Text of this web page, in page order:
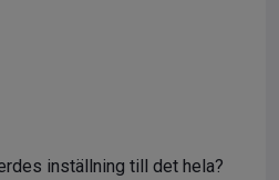
inställning till det hela?